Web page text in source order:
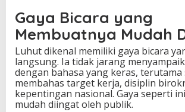
Gaya Bicara yang
Membuatnya Mudah
Luhut dikenal memiliki gaya bicara
langsung. Ia tidak jarang
dengan bahasa yang keras, terutama
membahas target kerja, disiplin
kepentingan nasional. Gaya seperti
mudah diingat oleh publik.